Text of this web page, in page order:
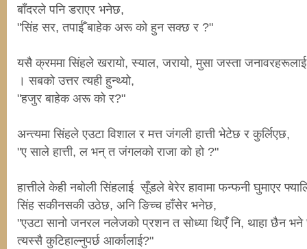
बाँदरले पनि डराएर भनेछ,
"सिंह सर, तपाईँ बाहेक अरू को हुन सक्छ र ?"
यसै क्रममा सिंहले खरायो, स्याल, जरायो, मुसा जस्ता
। सबको उत्तर त्यही हुन्थ्यो,
"हजुर बाहेक अरू को र?"
अन्त्यमा सिंहले एउटा विशाल र मत्त जंगली हात्ती भेटेछ र कुर्लिएछ,
"ए साले हात्ती, ल भन् त जंगलको राजा को हो ?"
हात्तीले केही नबोली सिंहलाई सूँडले बेरेर हावामा फन्फनी घुमाएर
सिंह सकीनसकी उठेछ, अनि ङिच्च हाँसेर भनेछ,
"एउटा सानो जनरल नलेजको प्रशन त सोध्या थिएँ नि, थाहा छैन
त्यस्सै कुटिहाल्नुपर्छ आर्कालाई?"